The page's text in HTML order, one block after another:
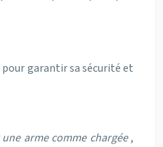
garantir sa sécurité et
arme comme chargée,